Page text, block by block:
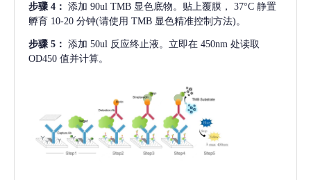
步骤 4： 添加 90ul TMB 显色底物。贴上覆膜， 37°C 静置
孵育 10-20 分钟(请使用 TMB 显色精准控制方法)。
步骤 5： 添加 50ul 反应终止液。立即在 450nm 处读取
OD450 值并计算。